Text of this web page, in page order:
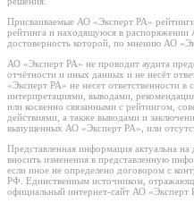
Присваиваемые АО «Эксперт РА»
рейтинга и находящуюся в
достоверность которой, по мнению АО
АО «Эксперт РА» не проводит аудита
отчётности и иных данных и не несёт
«Эксперт РА» не несет ответственности в
интерпретациями, выводами,
или косвенно связанными с рейтингом,
действиями, а также выводами и
выпущенных АО «Эксперт РА», или
Представленная информация актуальна
вносить изменения в представленную
если иное не определено договором с
РФ. Единственным источником,
официальный интернет-сайт АО «Эксперт